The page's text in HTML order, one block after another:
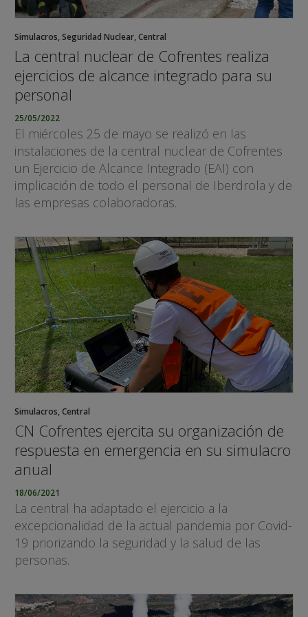
Simulacros,Seguridad Nuclear,Central
La central nuclear de Cofrentes realiza
ejercicios de alcance integrado para su
personal
25/05/2022
El miércoles 25 de mayo se realizó en las
instalaciones de la central nuclear de Cofrentes
un Ejercicio de Alcance Integrado (EAI) con
implicación de todo el personal de Iberdrola y de
las empresas colaboradoras.
Simulacros,Central
CN Cofrentes ejercita su organización de
respuesta en emergencia en su simulacro
anual
18/06/2021
La central ha adaptado el ejercicio a la
excepcionalidad de la actual pandemia por Covid-
19 priorizando la seguridad y la salud de las
personas.